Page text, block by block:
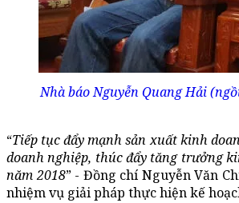
Nhà báo Nguyễn Quang Hải
“Tiếp tục đẩy mạnh sản xuất kinh
doanh nghiệp, thúc đẩy tăng trưởng
năm 2018” - Đồng chí Nguyễn Văn
nhiệm vụ giải pháp thực hiện kế